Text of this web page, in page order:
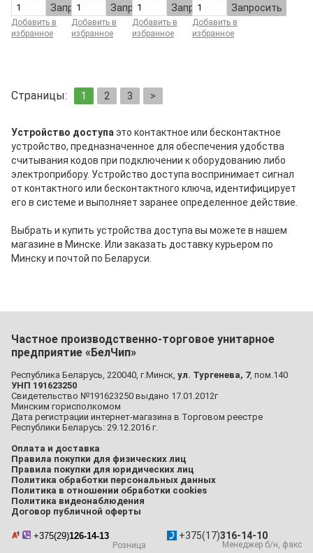
Запросить
Добавить в
избранное
Запросить
Добавить в
избранное
Запросить
Добавить в
избранное
Запросить
Добавить в
избранное
Страницы: 1 2 3 >
Устройство доступа это контактное или бесконтактное
устройство, предназначенное для обеспечения удобства
считывания кодов при подключении к оборудованию либо
электроприбору. Устройство доступа воспринимает сигнал
от контактного или бесконтактного ключа, идентифицирует
его в системе и выполняет заранее определенное действие.
Выбрать и купить устройства доступа вы можете в нашем
магазине в Минске. Или заказать доставку курьером по
Минску и почтой по Беларуси.
Частное производственно-торговое унитарное
предприятие «БелЧип»
Республика Беларусь, 220040, г.Минск, ул. Тургенева, 7, пом.140
УНП 191623250
Свидетельство №191623250 выдано 17.01.2012г
Минским горисполкомом
Дата регистрации интернет-магазина в Торговом реестре
Республики Беларусь: 29.12.2016 г.
Оплата и доставка
Правила покупки для физических лиц
Правила покупки для юридических лиц
Политика обработки персональных данных
Политика в отношении обработки cookies
Политика видеонаблюдения
Договор публичной оферты
+375(29)126-14-13
Розница
+375(17)316-14-10
Менеджер б/н, факс